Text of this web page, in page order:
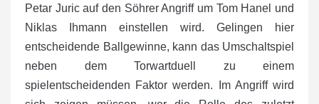
Petar Juric auf den Söhrer Angriff um Tom Hanel und
Niklas Ihmann einstellen wird. Gelingen hier
entscheidende Ballgewinne, kann das Umschaltspiel
neben dem Torwartduell zu einem
spielentscheidenden Faktor werden. Im Angriff wird